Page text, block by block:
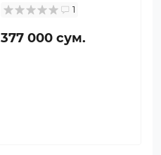
1
377 000 сум.